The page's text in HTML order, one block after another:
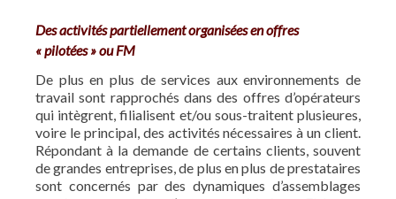
Des activités partiellement organisées en offres
« pilotées » ou FM
De plus en plus de services aux environnements de
travail sont rapprochés dans des offres d’opérateurs
qui intègrent, filialisent et/ou sous-traitent plusieures,
voire le principal, des activités nécessaires à un client.
Répondant à la demande de certains clients, souvent
de grandes entreprises, de plus en plus de prestataires
sont concernés par des dynamiques d’assemblages